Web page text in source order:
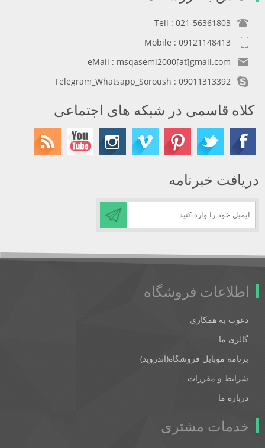
Tell : 021-56361803
Mobile : 09121148413
eMail : msqasemi2000[at]gmail.com
Telegram_Whatsapp_Soroush : 09011313392
کلاه قاسمی در شبکه های اجتماعی
دریافت خبرنامه
اطلاعات فروشگاه
دعوت به همکاری
گالری ما
برنامه موبایل فروشگاه(اندروید)
شرایط و مقررات
درباره ما
خدمات مشتری